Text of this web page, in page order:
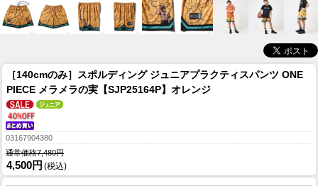
［140cmのみ］スポルディング ジュニアプラクティスパンツ ONE
PIECE メラメラの実【SJP25164P】オレンジ
03167904380
通常価格7,480円
4,500円 (税込)